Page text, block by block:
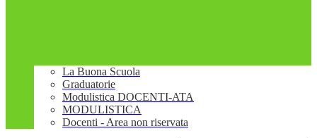
La Buona Scuola
Graduatorie
Modulistica DOCENTI-ATA
MODULISTICA
Docenti - Area non riservata